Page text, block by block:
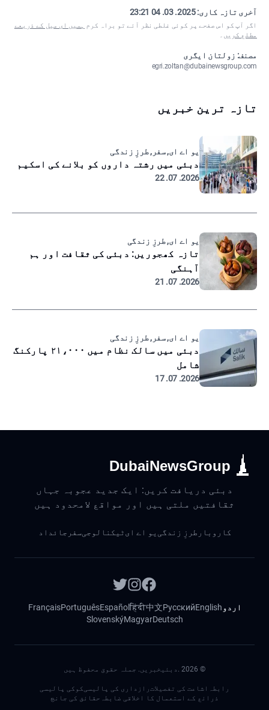
آخری تازہ کاری:2025. 03. 04 23:21
اگر آپ کو اس صفحے پر کوئی غلطی نظر آئے تو براہ کرم ہمیں ای میل کے ذریعے
مطلع کریں ۔
مصنف: زولتان ایگری
egri.zoltan@dubainewsgroup.com
تازہ ترین خبریں
یو اے ای, سفر, طرزِ زندگی
دبئی میں رشتہ داروں کو بلانے کی اسکیم
2026. 07. 22
یو اے ای, طرزِ زندگی
تازہ کھجوریں: دبئی کی ثقافت اور ہم
آہنگی
2026. 07. 21
یو اے ای, سفر, طرزِ زندگی
دبئی میں سالک نظام میں ۲۱،۰۰۰ پارکنگ
شامل
2026. 07. 17
DubaiNewsGroup
دبئی دریافت کریں: ایک جدید عجوبہ جہاں
ثقافتیں ملتی ہیں اور مواقع لامحدود ہیں
کاروبار طرزِ زندگی یو اے ایٹیکنالوجیسفر جائداد
اردو English
Русский
中文
हिंदी
Español
Português
Français
Deutsch
Magyar
Slovenský
©
2026 .دبئیخبریں. جملہ حقوق محفوظ ہیں
رابطہ اشاعت کی تفصیلاترازداری کی پالیسیکوکی پالیسی
ذرائع کے استعمال کا اخلاقی ضابطہ حقائق کی جانچ